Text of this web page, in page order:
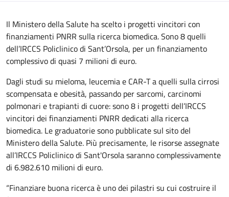
Il Ministero della Salute ha scelto i progetti vincitori con
finanziamenti PNRR sulla ricerca biomedica. Sono 8 quelli
dell’IRCCS Policlinico di Sant’Orsola, per un finanziamento
complessivo di quasi 7 milioni di euro.
Dagli studi su mieloma, leucemia e CAR-T a quelli sulla cirrosi
scompensata e obesità, passando per sarcomi, carcinomi
polmonari e trapianti di cuore: sono 8 i progetti dell’IRCCS
vincitori dei finanziamenti PNRR dedicati alla ricerca
biomedica. Le graduatorie sono pubblicate sul sito del
Ministero della Salute. Più precisamente, le risorse assegnate
all’IRCCS Policlinico di Sant'Orsola saranno complessivamente
di 6.982.610 milioni di euro.
“Finanziare buona ricerca è uno dei pilastri su cui costruire il